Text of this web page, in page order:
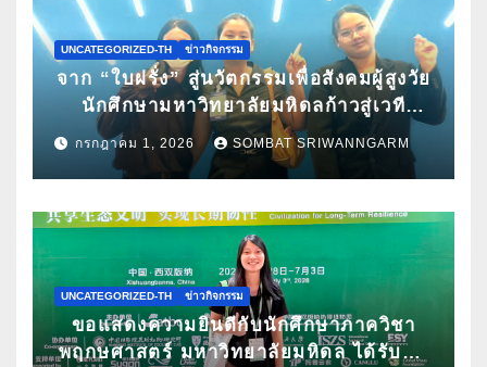
UNCATEGORIZED-TH ข่าวกิจกรรม
จาก “ใบฝรั่ง” สู่นวัตกรรมเพื่อสังคมผู้สูงวัย
นักศึกษามหาวิทยาลัยมหิดลก้าวสู่เวที
Pitching ระดับนานาชาติ ในงาน World
Spa & Well-being Congress 2026
กรกฎาคม 1, 2026 SOMBAT SRIWANNGARM
UNCATEGORIZED-TH ข่าวกิจกรรม
ขอแสดงความยินดีกับนักศึกษาภาควิชา
พฤกษศาสตร์ มหาวิทยาลัยมหิดล ได้รับคัด